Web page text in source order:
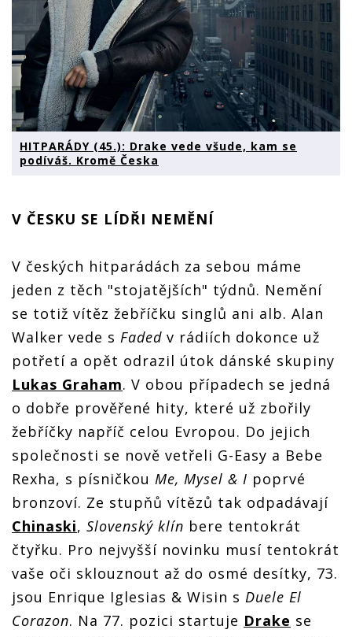
HITPARÁDY (45.): Drake vede všude, kam se
podíváš. Kromě Česka
V ČESKU SE LÍDŘI NEMĚNÍ
V českých hitparádách za sebou máme
jeden z těch "stojatějších" týdnů. Nemění
se totiž vítěz žebříčku singlů ani alb. Alan
Walker vede s Faded v rádiích dokonce už
potřetí a opět odrazil útok dánské skupiny
Lukas Graham. V obou případech se jedná
o dobře prověřené hity, které už zbořily
žebříčky napříč celou Evropou. Do jejich
společnosti se nově vetřeli G-Easy a Bebe
Rexha, s písničkou Me, Mysel & I poprvé
bronzoví. Ze stupňů vítězů tak odpadávají
Chinaski, Slovenský klín bere tentokrát
čtyřku. Pro nejvyšší novinku musí tentokrát
vaše oči sklouznout až do osmé desítky, 73.
jsou Enrique Iglesias & Wisin s Duele El
Corazon. Na 77. pozici startuje Drake se